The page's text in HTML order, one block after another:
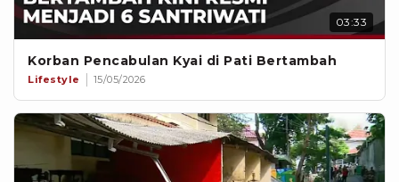
03:33
Korban Pencabulan Kyai di Pati Bertambah
Lifestyle 15/05/2026